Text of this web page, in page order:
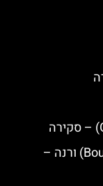
מלון ספלנדיד (Boutique Splendid Hotel) ורנה –